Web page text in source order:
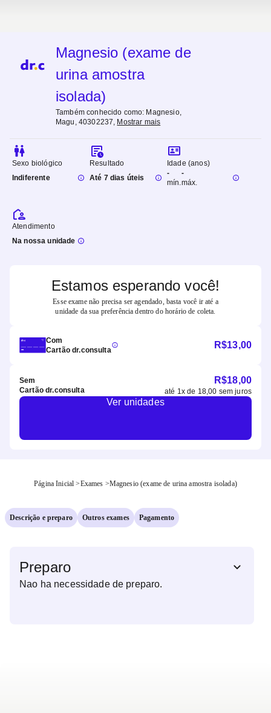
Magnesio (exame de
urina amostra
isolada)
Também conhecido como: Magnesio,
Magu, 40302237, Mostrar mais
Sexo biológico
Indiferente
Resultado
Até 7 dias úteis
Idade (anos)
-
mín.
-
máx.
Atendimento
Na nossa unidade
Estamos esperando você!
Esse exame não precisa ser agendado, basta você ir até a
unidade da sua preferência dentro do horário de coleta.
Com
Cartão dr.consulta
R$13,00
Sem
Cartão dr.consulta
R$18,00
até 1x de 18,00 sem juros
Ver unidades
Página Inicial >Exames >Magnesio (exame de urina amostra isolada)
Descrição e preparo Outros exames Pagamento
Preparo
Nao ha necessidade de preparo.